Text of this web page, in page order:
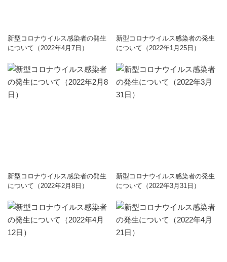
新型コロナウイルス感染者の発生
について（2022年4月7日）
新型コロナウイルス感染者の発生
について（2022年1月25日）
新型コロナウイルス感染者の発生
について（2022年2月8日）
新型コロナウイルス感染者の発生
について（2022年3月31日）